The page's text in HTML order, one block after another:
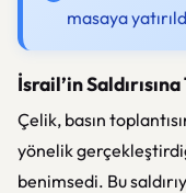
masaya
İsrail’in
Çelik, basın
yönelik
benimsedi. Bu